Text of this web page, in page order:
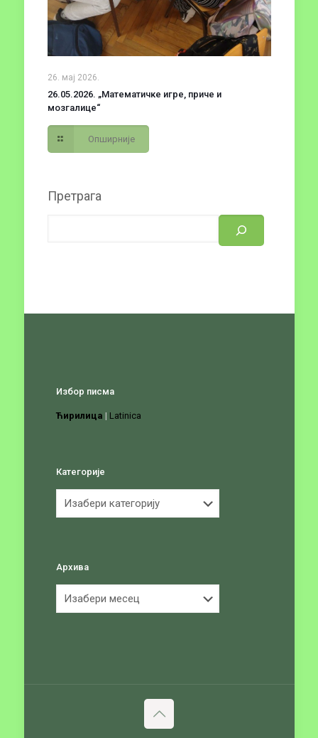
26. мај 2026.
26.05.2026. „Математичке игре, приче и
мозгалице“
Опширније
Претрага
Избор писма
Ћирилица | Latinica
Категорије
Архива